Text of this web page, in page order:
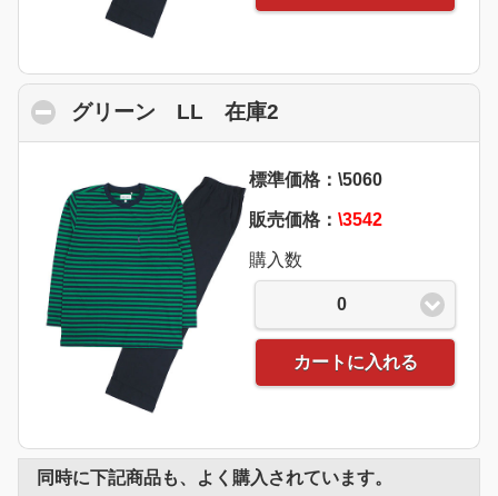
グリーン LL 在庫2
標準価格：\5060
販売価格： \3542
購入数
0
カートに入れる
同時に下記商品も、よく購入されています。